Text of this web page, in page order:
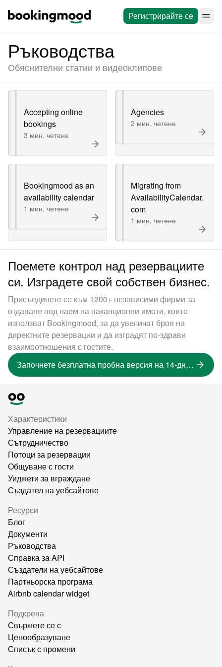
Регистрирайте се
Ръководства
Обяснителни статии и видеоклипове
Accepting online
bookings
3 мин. четене
Agencies
2 мин. четене
Bookingmood as an
availability calendar
1 мин. четене
Migrating from
AvailabilityCalendar.
com
1 мин. четене
Поемете контрол над резервациите
си. Изградете свой собствен бизнес.
Присъединете се към 1200+ независими фирми за
отдаване под наем на ваканционни имоти, които
използват Bookingmood, за да увеличат броя на
директните резервации и да изградят по-здрави
взаимоотношения с гостите.
Започнете безплатна пробна версия на 14-дневна версия
Характеристики
Управление на резервациите
Сътрудничество
Потоци за резервации
Общуване с гости
Уиджети за вграждане
Създател на уебсайтове
Ресурси
Блог
Документи
Ръководства
Справка за API
Създатели на уебсайтове
Партньорска програма
Airbnb calendar widget
Подкрепа
Свържете се с
Ценообразуване
Списък с промени